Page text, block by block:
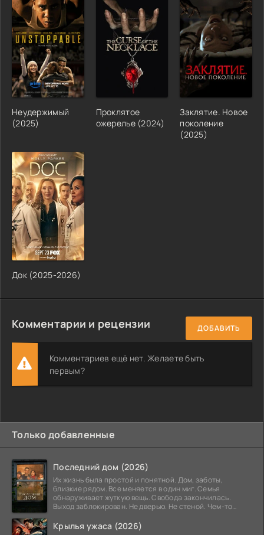
Неудержимый
(2025)
Проклятое
ожерелье (2024)
Заклятие. Новое
поколение
(2025)
Док (2025-2026)
Комментарии и рецензии ДОБАВИТЬ
Комментариев ещё нет. Желаете быть
первым?
Только добавленные
Последний дом (2026)
Их жизнь была простой и понятной. Дом, заботы,
близкие рядом. Все меняется в один миг. Семья
обнаруживает жуткую вещь. Свобода закончилась.
Выход заблокирован. Не дверью. Не стеной. Чем-то
Крылья ужаса (2026)